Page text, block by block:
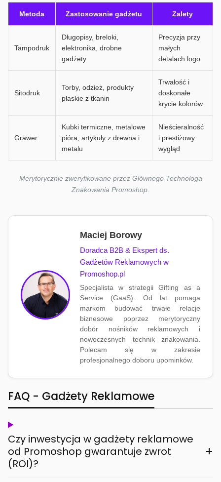
Metoda Zastosowanie gadżetu Zalety
Tampodruk
Długopisy, breloki,
elektronika, drobne
gadżety
Precyzja przy
małych
detalach logo
Sitodruk
Torby, odzież, produkty
płaskie z tkanin
Trwałość i
doskonałe
krycie kolorów
Grawer
Kubki termiczne, metalowe
pióra, artykuły z drewna i
metalu
Nieścieralność
i prestiżowy
wygląd
Merytorycznie zweryfikowane przez Głównego Technologa
Znakowania Promoshop.
Maciej Borowy
Doradca B2B & Ekspert ds.
Gadżetów Reklamowych w
Promoshop.pl
Specjalista w strategii Gifting as a
Service (GaaS). Od lat pomaga
markom budować trwałe relacje
biznesowe poprzez merytoryczny
dobór nośników reklamowych i
nowoczesnych technik znakowania.
Polecam się w zakresie
profesjonalnego doboru upominków.
FAQ - Gadżety Reklamowe
Czy inwestycja w gadżety reklamowe
od Promoshop gwarantuje zwrot
(ROI)?
+